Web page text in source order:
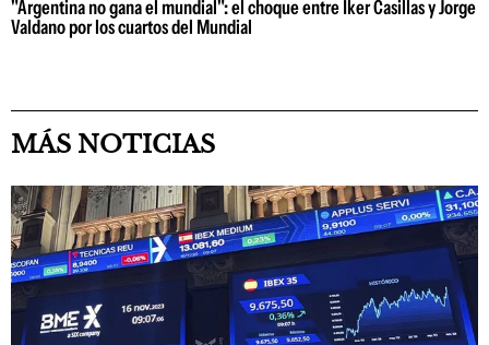
"Argentina no gana el mundial": el choque entre Iker Casillas y Jorge
Valdano por los cuartos del Mundial
MÁS NOTICIAS